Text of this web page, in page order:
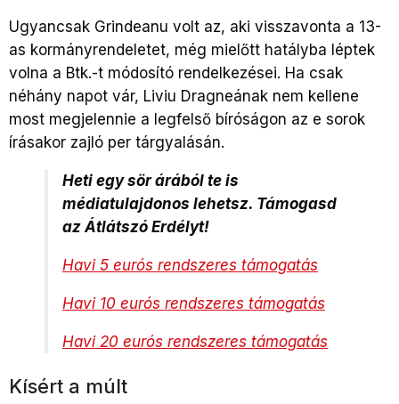
Ugyancsak Grindeanu volt az, aki visszavonta a 13-
as kormányrendeletet, még mielőtt hatályba léptek
volna a Btk.-t módosító rendelkezései. Ha csak
néhány napot vár, Liviu Dragneának nem kellene
most megjelennie a legfelső bíróságon az e sorok
írásakor zajló per tárgyalásán.
Heti egy sör árából te is
médiatulajdonos lehetsz. Támogasd
az Átlátszó Erdélyt!
Havi 5 eurós rendszeres támogatás
Havi 10 eurós rendszeres támogatás
Havi 20 eurós rendszeres támogatás
Kísért a múlt